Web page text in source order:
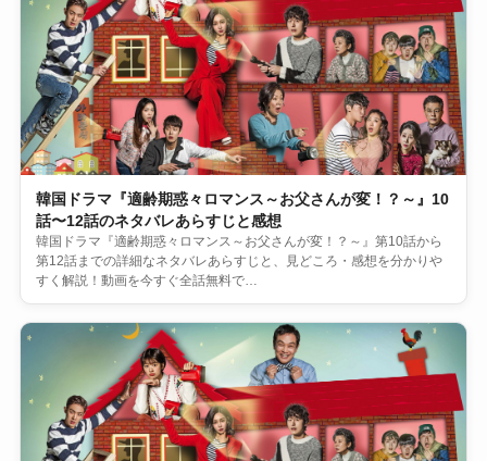
韓国ドラマ『適齢期惑々ロマンス～お父さんが変！？～』10
話〜12話のネタバレあらすじと感想
韓国ドラマ『適齢期惑々ロマンス～お父さんが変！？～』第10話から
第12話までの詳細なネタバレあらすじと、見どころ・感想を分かりや
すく解説！動画を今すぐ全話無料で…